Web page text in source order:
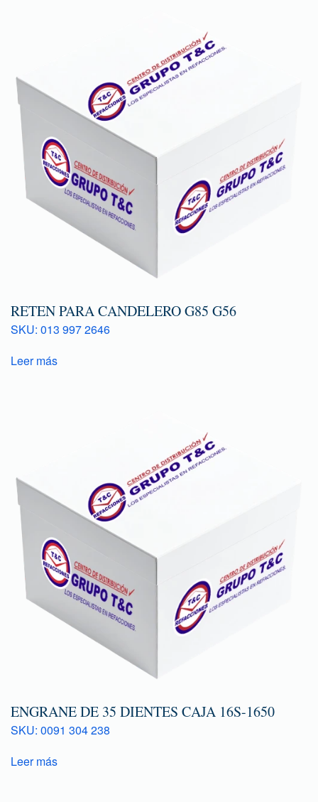
RETEN PARA CANDELERO G85 G56
SKU: 013 997 2646
Leer más
ENGRANE DE 35 DIENTES CAJA 16S-1650
SKU: 0091 304 238
Leer más